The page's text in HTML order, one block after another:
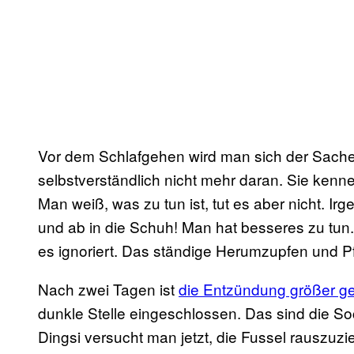
Vor dem Schlafgehen wird man sich der
selbstverständlich nicht mehr daran. Sie
Man weiß, was zu tun ist, tut es aber nicht.
und ab in die Schuh! Man hat besseres zu
es ignoriert. Das ständige Herumzupfen und
Nach zwei Tagen istdie Entzündung größer
dunkle Stelle eingeschlossen. Das sind die
Dingsi versucht man jetzt, die Fussel